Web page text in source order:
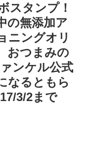
スタンプ！
の無添加ア
ニングオリ
おつまみの
ンケル公式
なるともら
3/2まで